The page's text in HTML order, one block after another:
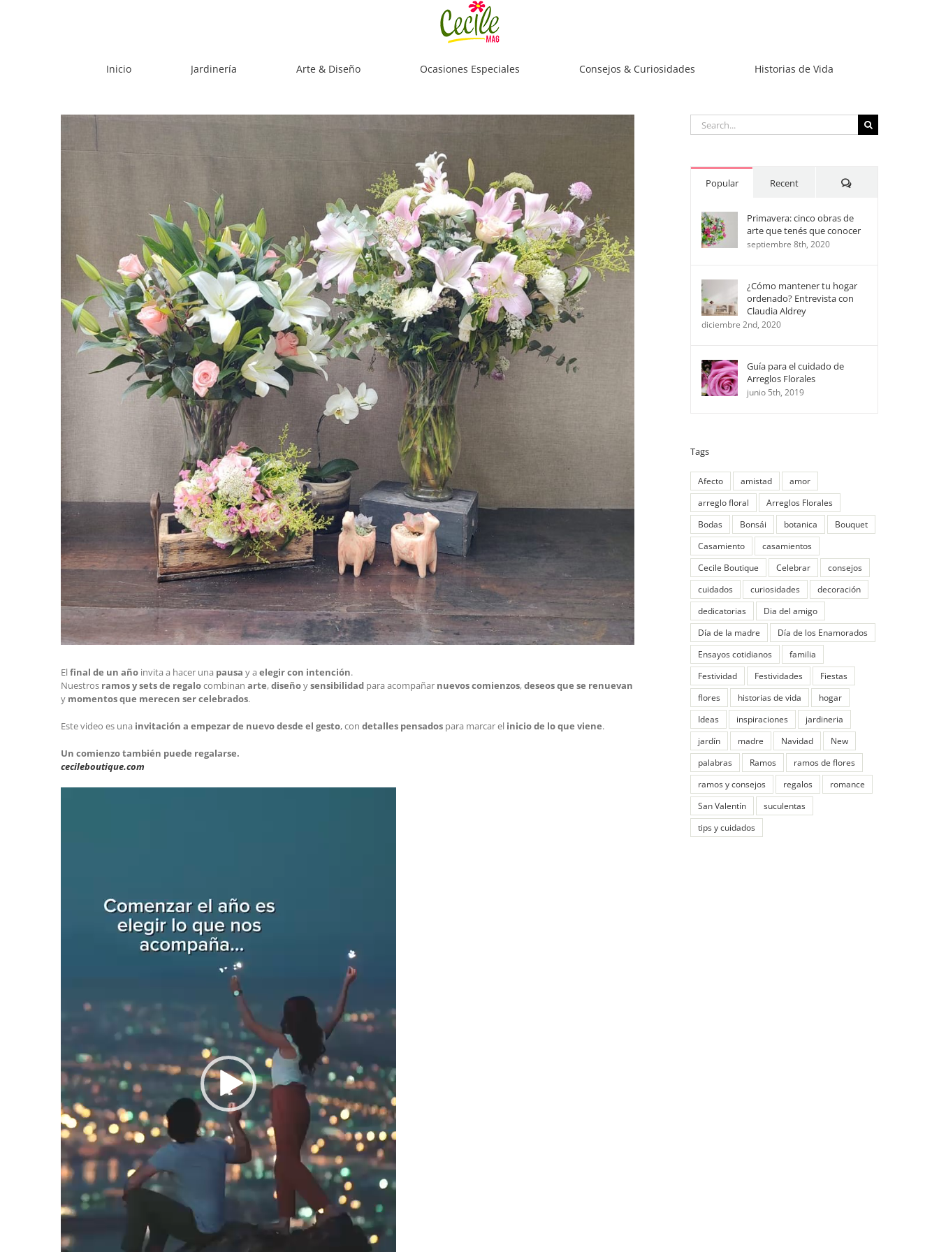
Inicio Jardinería Arte & Diseño Ocasiones Especiales Consejos & Curiosidades Historias de Vida
Image
Elfinal de un año invita a hacer una pausa y a elegir con intención.
Nuestros ramos y sets de regalocombinan arte,diseñoysensibilidad para acompañar nuevos comienzos,deseos que se renuevan
y momentos que merecen ser celebrados.
Este video es una invitación a empezar de nuevo desde el gesto, con detalles pensados para marcar el inicio de lo que viene.
Un comienzo también puede regalarse.
cecileboutique.com
Search
for:
Popular Recent Comments
Primavera: cinco obras de
arte que tenés que conocer
septiembre 8th, 2020
¿Cómo mantener tu hogar
ordenado? Entrevista con
Claudia Aldrey
diciembre 2nd, 2020
Guía para el cuidado de
Arreglos Florales
junio 5th, 2019
Tags
Afecto amistad
amor
arreglo floral
Arreglos Florales
Bodas
Bonsái botanica
Bouquet
Casamiento
casamientos
Cecile Boutique
Celebrar
consejos
cuidados
curiosidades
decoración
dedicatorias
Dia del amigo
Día de la madre
Día de los Enamorados
Ensayos cotidianos
familia
Festividad
Festividades
Fiestas
flores
historias de vida
hogar
Ideas
inspiraciones
jardineria
jardín
madre Navidad
New
palabras
Ramos
ramos de flores
ramos y consejos
regalos
romance
San Valentín
suculentas
tips y cuidados